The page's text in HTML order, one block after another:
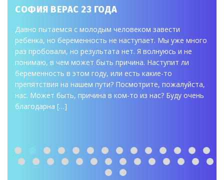
СОФИЯ ВЕРАС 23 ГОДА
Давно пытаемся с молодым человеком завести
ребенка, но беременность не наступает. Мы уже много
раз пробовали, но результата нет. Я волнуюсь и не
понимаю, в чем может быть причина. Наступит ли
беременность в этом году, или есть какие-то
препятствия на нашем пути? Посмотрите, пожалуйста,
нас. Может быть, причина в ком-то из нас? Буду очень
благодарна […]